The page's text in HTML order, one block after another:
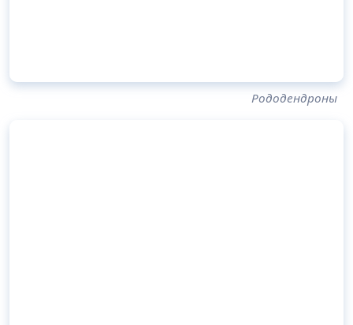
Рододендроны